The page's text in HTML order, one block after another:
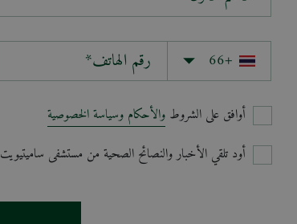
أوافق على الشروط والأحكام وسياسة الخصوصية
أود تلقي الأخبار والنصائح الصحية من مستشفى ساميتيويت